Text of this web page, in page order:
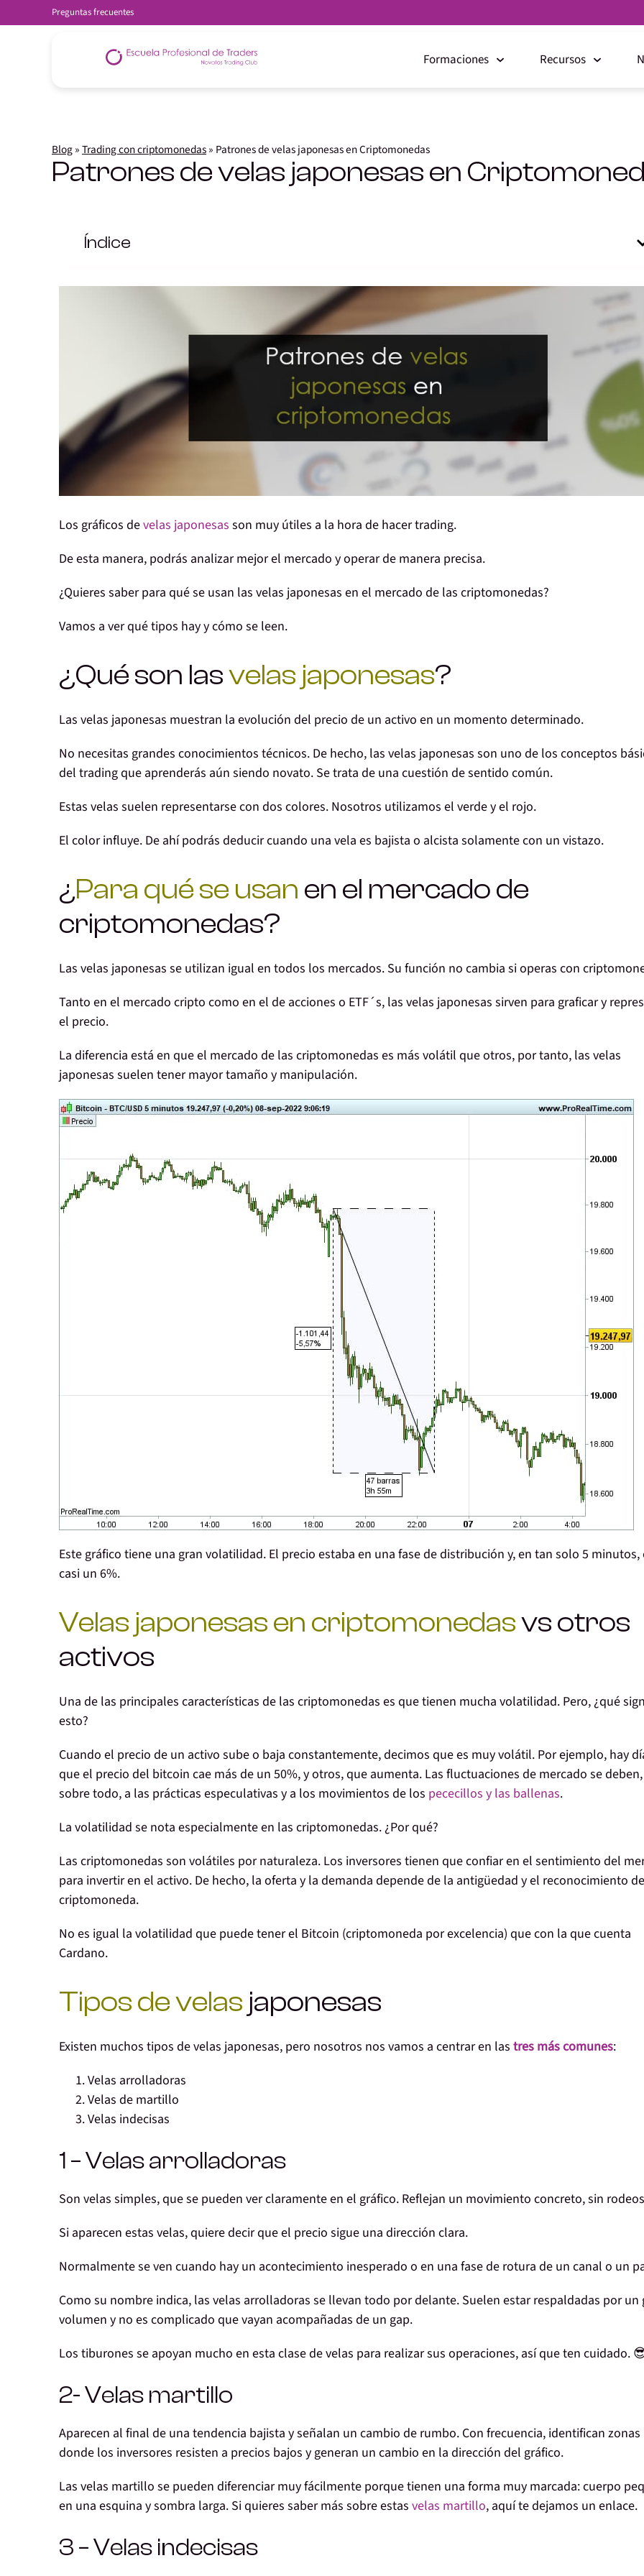
Preguntas frecuentes
Formaciones Recursos
Blog»Trading con criptomonedas» Patrones de velas japonesas en Criptomonedas
Patrones de velas japonesas en
Índice
Los gráficos develas japonesas son muy útiles a la hora de hacer trading.
De esta manera, podrás analizar mejor el mercado y operar de manera precisa.
¿Quieres saber para qué se usan las velas japonesas en el mercado de las criptomonedas?
Vamos a verqué tipos hay y cómo se leen.
¿Qué son lasvelas japonesas?
Las velas japonesas muestran la evolución del precio de un activo en un momento determinado.
No necesitas grandes conocimientos técnicos. De hecho, las velas japonesas son uno de los conceptos
del tradingque aprenderás aún siendo novato. Se trata de una cuestión desentido común.
Estas velas suelen representarse con dos colores. Nosotros utilizamos el verde y el rojo.
El color influye. De ahí podrás deducir cuando una vela es bajista o alcista solamente con un vistazo.
¿Para qué se usan en el mercado de
criptomonedas?
Las velas japonesas se utilizan igual en todos los mercados. Su función no cambia si operas con
Tanto en el mercado cripto como en el de acciones o ETF´s, las velas japonesas sirven para graficar y
el precio.
La diferencia está en que el mercado de las criptomonedas es más volátil que otros, por tanto, las velas
japonesas suelen tenermayor tamaño y manipulación.
Este gráfico tiene una gran volatilidad. El precio estaba en una fase de distribución y,en tan solo 5 minutos,
casi un 6%.
Velas japonesas en criptomonedasvs otros
activos
Una de las principales características de las criptomonedas es que tienen mucha volatilidad. Pero, ¿qué
esto?
Cuando el precio de un activo sube o baja constantemente, decimos que es muy volátil. Por ejemplo, hay
que el precio del bitcoin cae más de un 50%, y otros, que aumenta. Las fluctuaciones de mercado se deben,
sobre todo, a las prácticas especulativas y a los movimientos de los pececillos y las ballenas.
La volatilidad se nota especialmente en las criptomonedas. ¿Por qué?
Las criptomonedas son volátiles pornaturaleza. Los inversores tienen que confiar en el sentimiento del
para invertir en el activo. De hecho, la oferta y la demanda dependede la antigüedad y el reconocimiento
criptomoneda.
No es igual la volatilidad que puede tener el Bitcoin (criptomoneda por excelencia) que con la que cuenta
Cardano.
Tipos de velas japonesas
Existen muchos tipos de velas japonesas, pero nosotros nos vamos a centrar en las tres más comunes:
Velas arrolladoras
Velas de martillo
Velas indecisas
1 – Velas arrolladoras
Son velas simples, que se pueden ver claramente en el gráfico. Reflejan un movimiento concreto, sin
Si aparecen estas velas, quiere decir queel precio sigue una dirección clara.
Normalmente se ven cuando hay un acontecimiento inesperado o en una fase de rotura de un canal o un
Como su nombre indica, las velas arrolladoras se llevan todo por delante. Suelen estar respaldadas por un
volumen y no es complicado que vayan acompañadas de un gap.
Los tiburones se apoyan mucho en esta clase de velas para realizar sus operaciones, así que ten cuidado.
2- Velas martillo
Aparecen al final de una tendencia bajista y señalan un cambio de rumbo. Con frecuencia, identifican zonas
donde los inversores resisten a precios bajos y generan un cambio en la dirección del gráfico.
Las velas martillo se pueden diferenciar muy fácilmente porque tienen una forma muy marcada:cuerpo
en una esquina y sombra larga. Si quieres saber más sobre estas velas martillo, aquí te dejamos un enlace.
3 – Velas indecisas